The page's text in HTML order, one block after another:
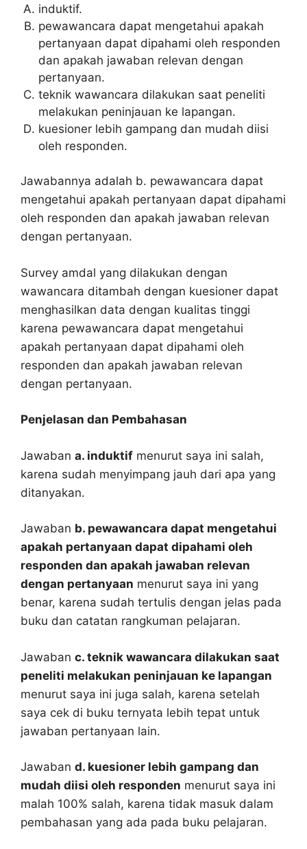
induktif.
pewawancara dapat mengetahui apakah
pertanyaan dapat dipahami oleh responden
dan apakah jawaban relevan dengan
pertanyaan.
teknik wawancara dilakukan saat peneliti
melakukan peninjauan ke lapangan.
kuesioner lebih gampang dan mudah diisi
oleh responden.
Jawabannya adalah b. pewawancara dapat
mengetahui apakah pertanyaan dapat dipahami
oleh responden dan apakah jawaban relevan
dengan pertanyaan.
Survey amdal yang dilakukan dengan
wawancara ditambah dengan kuesioner dapat
menghasilkan data dengan kualitas tinggi
karena pewawancara dapat mengetahui
apakah pertanyaan dapat dipahami oleh
responden dan apakah jawaban relevan
dengan pertanyaan.
Penjelasan dan Pembahasan
Jawaban a. induktif menurut saya ini salah,
karena sudah menyimpang jauh dari apa yang
ditanyakan.
Jawaban b. pewawancara dapat mengetahui
apakah pertanyaan dapat dipahami oleh
responden dan apakah jawaban relevan
dengan pertanyaan menurut saya ini yang
benar, karena sudah tertulis dengan jelas pada
buku dan catatan rangkuman pelajaran.
Jawaban c. teknik wawancara dilakukan saat
peneliti melakukan peninjauan ke lapangan
menurut saya ini juga salah, karena setelah
saya cek di buku ternyata lebih tepat untuk
jawaban pertanyaan lain.
Jawaban d. kuesioner lebih gampang dan
mudah diisi oleh responden menurut saya ini
malah 100% salah, karena tidak masuk dalam
pembahasan yang ada pada buku pelajaran.